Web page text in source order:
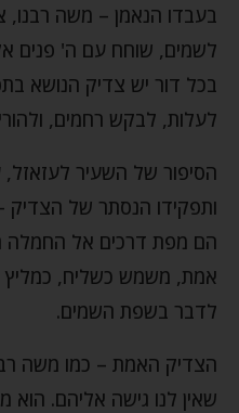
בעבדו הנאמן – משה
לשמים, שוחח עם ה' פנים
בכל דור יש צדיק הנושא
לעלות, לבקש רחמים,
הסיפור של השעיר לעזאזל,
ותפקידו הנסתר של הצדיק –
הם מפת דרכים אל החמלה
אמת, משמש כשליח, כמליץ
לדבר בשפת השמים.
הצדיק האמת – כמו משה
שאין לנו גישה אליהם.